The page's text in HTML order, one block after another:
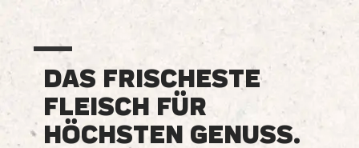
DAS FRISCHESTE
FLEISCH FÜR
HÖCHSTEN GENUSS.